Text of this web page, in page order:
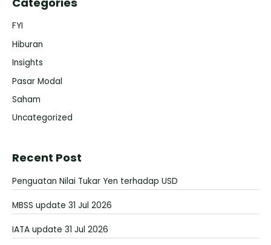
FYI
Hiburan
Insights
Pasar Modal
Saham
Uncategorized
Recent Post
Penguatan Nilai Tukar Yen terhadap USD
MBSS update 31 Jul 2026
IATA update 31 Jul 2026